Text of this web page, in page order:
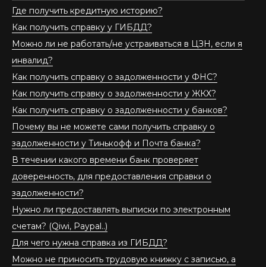
Где получить кредитную историю?
Как получить справку у ГИБДД?
Можно ли не работать/не устраиваться в ЦЗН, если я
инвалид?
Как получить справку о задолженности у ФНС?
Как получить справку о задолженности у ЖКХ?
Как получить справку о задолженности у банков?
Почему вы не можете сами получить справку о
задолженности у Тинькофф и Почта банка?
В течении какого времени банк проверяет
доверенность, для предоставления справки о
задолженности?
Нужно ли предоставлять выписки по электронным
счетам? (Qiwi, Paypal..)
Для чего нужна справка из ГИБДД?
Можно не приносить трудовую книжку с записью, а